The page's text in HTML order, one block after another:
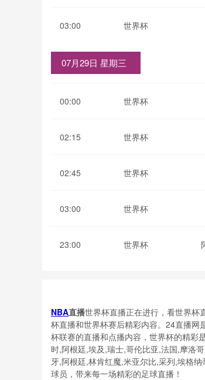
03:00 世界杯
07月29日 星期三
00:00 世界杯
02:15 世界杯
02:45 世界杯
03:00 世界杯
23:00 世界杯
NBA直播世界杯直播正在进行，看世界杯
杯直播和世界杯赛后精彩内容。24直播
杯联赛的直播和点播内容，世界杯的精彩
时,阿根廷,埃及,瑞士,哥伦比亚,法国,摩洛
牙,阿根廷,林肯红魔,米亚尔比,采列,埃格
球员，带来每一场精彩的足球直播！